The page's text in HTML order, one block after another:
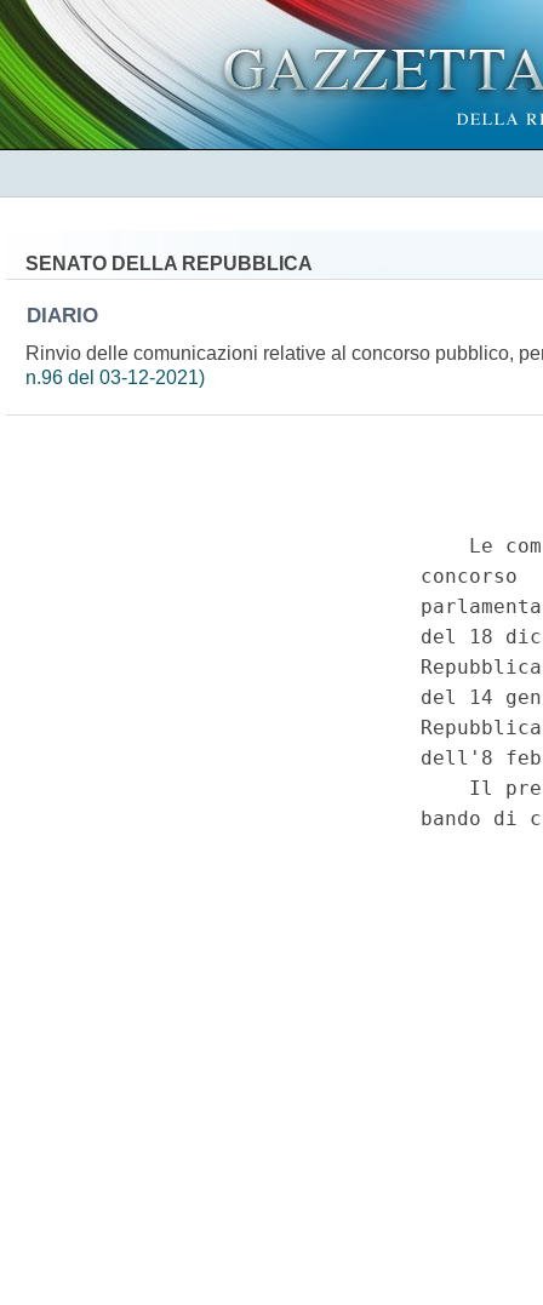
SENATO DELLA REPUBBLICA
DIARIO
Rinvio delle comunicazioni relative al concorso pubblico,
n.96 del 03-12-2021)